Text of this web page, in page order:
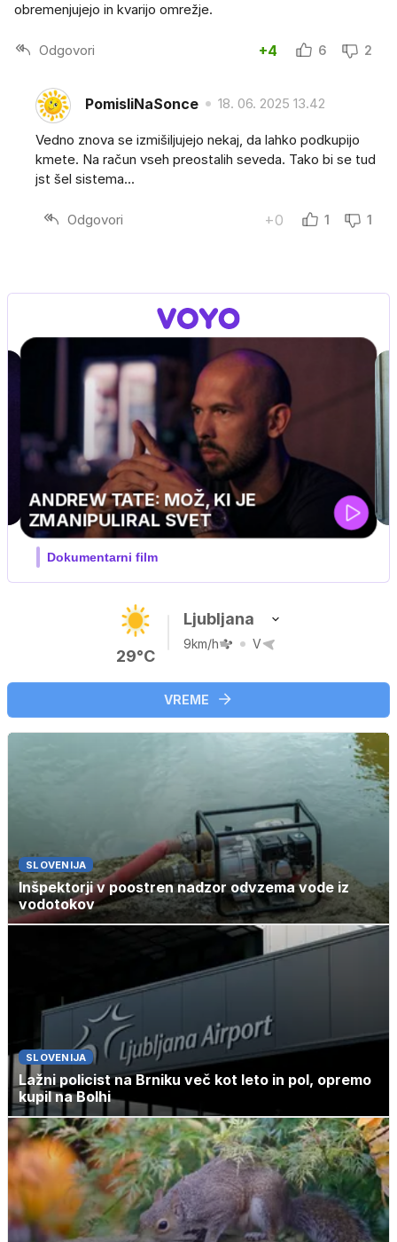
obremenjujejo in kvarijo omrežje.
Odgovori +4 6 2
PomisliNaSonce 18. 06. 2025 13.42
Vedno znova se izmišiljujejo nekaj, da lahko podkupijo
kmete. Na račun vseh preostalih seveda. Tako bi se tud
jst šel sistema...
Odgovori +0 1 1
MOJ PRIJATELJ PINGVIN
Film meseca / družinski, pustolovski
29°C
Ljubljana
9km/h V
VREME
SLOVENIJA
Inšpektorji v poostren nadzor odvzema vode iz
vodotokov
SLOVENIJA
Lažni policist na Brniku več kot leto in pol, opremo
kupil na Bolhi